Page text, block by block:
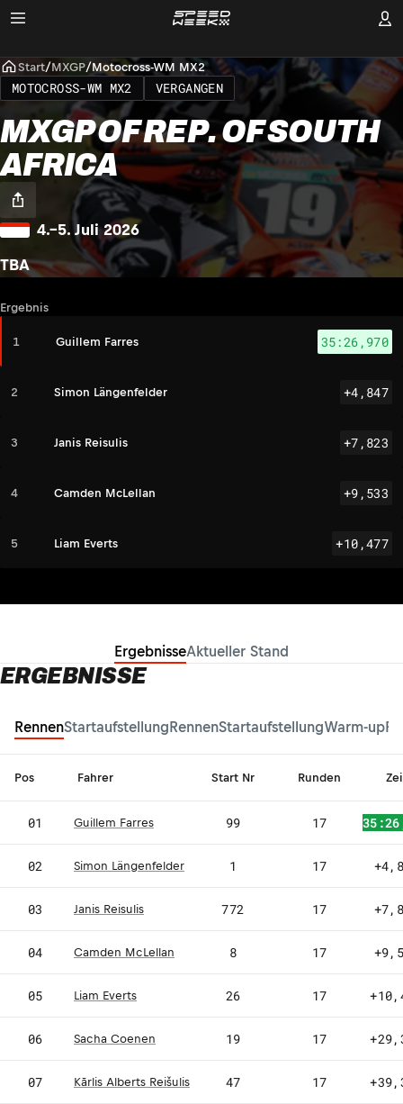
Start/MXGP/Motocross-WM MX2
MOTOCROSS-WM MX2 VERGANGEN
MXGP OF REP. OF SOUTH
AFRICA
4.–5. Juli 2026
TBA
Ergebnis
1 Guillem Farres 35:26,970
2 Simon Längenfelder +4,847
3 Janis Reisulis +7,823
4 Camden McLellan +9,533
5 Liam Everts +10,477
ErgebnisseAktueller Stand
ERGEBNISSE
RennenStartaufstellungRennenStartaufstellungWarm-up
Pos Fahrer Start Nr Runden
01 Guillem Farres 99 17
02 Simon Längenfelder 1 17
03 Janis Reisulis 772 17
04 Camden McLellan 8 17
05 Liam Everts 26 17
06 Sacha Coenen 19 17
07 Kārlis Alberts Reišulis 47 17